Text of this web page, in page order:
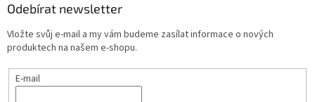
Odebírat newsletter
Vložte svůj e-mail a my vám budeme zasílat informace o nových
produktech na našem e-shopu.
E-mail